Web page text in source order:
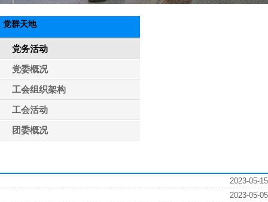
党群天地
党务活动
党委概况
工会组织架构
工会活动
团委概况
2023-05-15
2023-05-05